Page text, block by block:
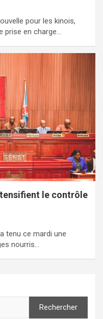
pour les kinois,
prise en charge…
le contrôle
tenu ce mardi une
nourris…
Rechercher